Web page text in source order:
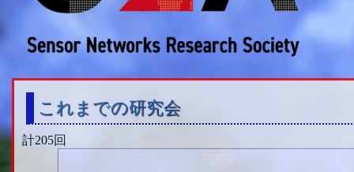
これまでの研究会
計205回